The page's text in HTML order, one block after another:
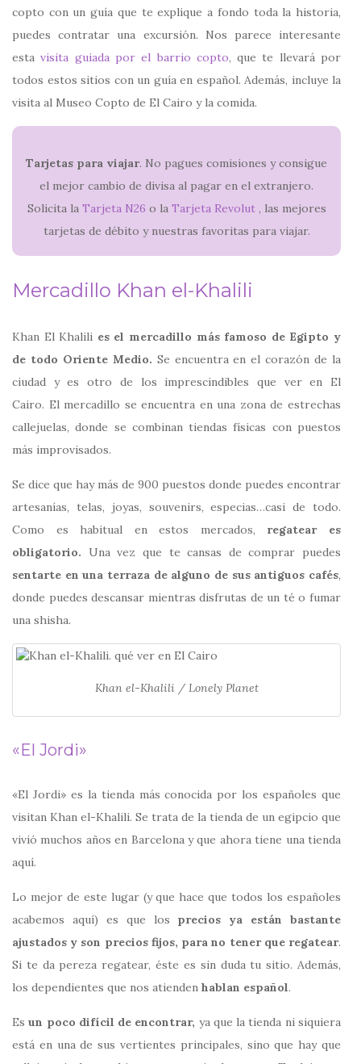
copto con un guía que te explique a fondo toda la historia,
puedes contratar una excursión. Nos parece interesante
estavisita guiada por el barrio copto, que te llevará por
todos estos sitios con un guía en español. Además, incluye la
visita al Museo Copto de El Cairo y la comida.
Tarjetas para viajar. No pagues comisiones y consigue
el mejor cambio de divisa al pagar en el extranjero.
Solicita la Tarjeta N26 o la Tarjeta Revolut, las mejores
tarjetas de débito y nuestras favoritas para viajar.
Mercadillo Khan el-Khalili
Khan El Khalili es el mercadillo más famoso de Egipto y
de todo Oriente Medio. Se encuentra en el corazón de la
ciudad y es otro de los imprescindibles que ver en El
Cairo. El mercadillo se encuentra en una zona de estrechas
callejuelas, donde se combinan tiendas físicas con puestos
más improvisados.
Se dice que hay más de 900 puestos donde puedes encontrar
artesanías, telas, joyas, souvenirs, especias…casi de todo.
Como es habitual en estos mercados, regatear es
obligatorio. Una vez que te cansas de comprar puedes
sentarte en una terraza de alguno de sus antiguos cafés,
donde puedes descansar mientras disfrutas de un té o fumar
una shisha.
Khan el-Khalili / Lonely Planet
«El Jordi»
«El Jordi» es la tienda más conocida por los españoles que
visitan Khan el-Khalili. Se trata de la tienda de un egipcio que
vivió muchos años en Barcelona y que ahora tiene una tienda
aquí.
Lo mejor de este lugar (y que hace que todos los españoles
acabemos aquí) es que los precios ya están bastante
ajustados y son precios fijos, para no tener que regatear.
Si te da pereza regatear, éste es sin duda tu sitio. Además,
los dependientes que nos atienden hablan español.
Esun poco difícil de encontrar, ya que la tienda ni siquiera
está en una de sus vertientes principales, sino que hay que